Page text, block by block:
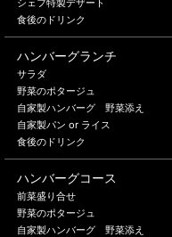
シェフ特製デザート
食後のドリンク
ハンバーグランチ
サラダ
野菜のポタージュ
自家製ハンバーグ 野菜添え
自家製パン or ライス
食後のドリンク
ハンバーグコース
前菜盛り合せ
野菜のポタージュ
自家製ハンバーグ 野菜添え